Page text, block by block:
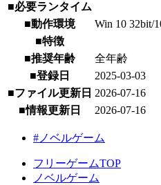
■必要ランタイム
■動作環境
Win 10 32bit/
■特徴
■推奨年齢
全年齢
■登録日
2025-03-03
■ファイル更新日 2026-07-16
■情報更新日
2026-07-16
#ノベルゲーム
フリーゲームTOP
ノベルゲーム